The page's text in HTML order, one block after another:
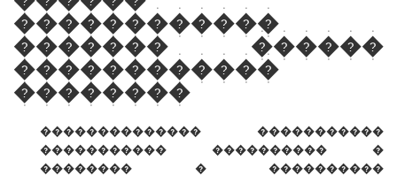
������������
������� ������
������������
��������
�������������� �����������
����������� ���������� �
�������� � ����������